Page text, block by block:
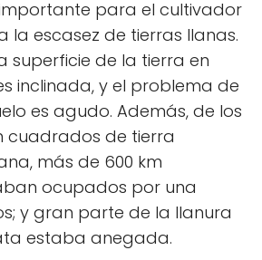
para el cultivador
la escasez de tierras llanas.
superficie de la tierra en
inclinada, y el problema de
es agudo. Además, de los
cuadrados de tierra
más de 600 km
ocupados por una
y gran parte de la llanura
estaba anegada.